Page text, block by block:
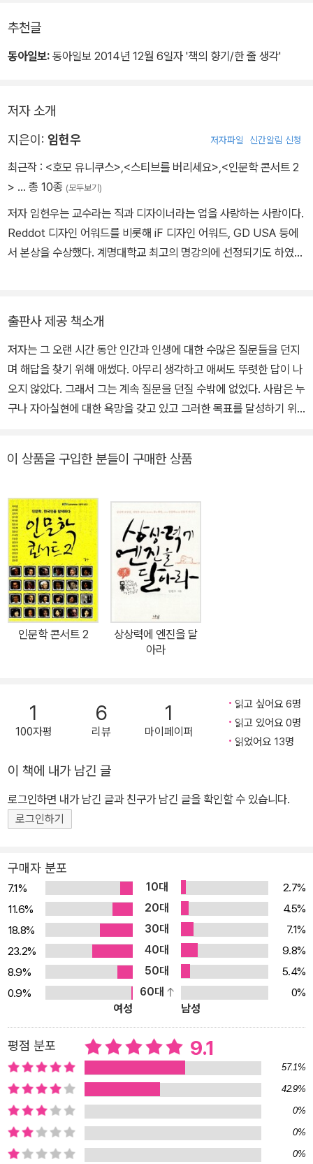
제목만 보면 경영이나 혁신에 관련된책이라 생각할 수도 있을 것입니
하지만 이 책은 사람과 인생에 관한 것들입니다.
추천글
동아일보: 동아일보 2014년 12월 6일자 '책의 향기/한 줄 생각'
저자 소개
지은이: 임헌우 저자파일 신간알림 신청
최근작 : <호모 유니쿠스> <스티브를 버리세요> <인문학 콘서트 2
> … 총 10종 (모두보기)
저자 임헌우는 교수라는 직과 디자이너라는 업을 사랑하는 사람이다.
Reddot 디자인 어워드를 비롯해 iF 디자인 어워드, GD USA 등에
서 본상을 수상했다. 계명대학교 최고의 명강의에 선정되기도 하였
콘서트2》(공저),《새로운 편집디자인》(공저) 등이 있으며, 옮긴 책으
로는 《예술 불변의 법칙 100》,《불변의 디자인 방법론 100》,《멋지게
실수하라》 등이 있다. 삼성전자, 삼성생명, 신세계, 롯데홈쇼핑, 롯데
건설, GS건설, 포스텍, 교육부 중앙교육연수원, 행안부 지방자치인
재개발원 등 많은 기업과 단체에서 상상력과 창의성을 주제로 600여
현재 계명대학교 시각디자인과 교수로 재직하고 있다. 계명대학교 아
너협회의 회장을 맡기도 했다. 파버카스텔 250주년 기념 초대전을
비롯하여 20여 회의 개인전을 개최하였고, 프랑크푸르트 북페어를
비롯한 다양한 국내외 단체전에 참여하였다. 하지만 임헌우 교수는
세상의 모든 이력이나 가치보다 토요일 한낮의 ‘텅 빈 시간’과 ‘책 읽
는 시간’을 사랑한다. 책등을 보며 읽고 싶은 책을 고를 때, 그 순간의
공기와 떨림을 사랑한다.
출판사 제공 책소개
저자는 그 오랜 시간 동안 인간과 인생에 대한 수많은 질문들을 던지
며 해답을 찾기 위해 애썼다. 아무리 생각하고 애써도 뚜렷한 답이 나
오지 않았다. 그래서 그는 계속 질문을 던질 수밖에 없었다. 사람은 누
구나 자아실현에 대한 욕망을 갖고 있고 그러한 목표를 달성하기 위
은 그렇게 방황하는 사람들을 위해 쓰였다. 이 책은 하나의 주제로 엮
도 하고, 그 과정에서 제가 찾고자 했던 갈망의 목록이기도 합니다. 따
라서 차례나 구성방식의 특별한 의도가 없습니다. 그저 책을 펼치고
아무 페이지에서나 읽기를 시작하면 그것이 책의 순서가 될 것입니
다. 단지 글 위에서 성급하게 뛰어가지는 마세요. 천천히 산책하듯이
그렇게 글 위에서 걷기를 시작해 보세요. 그렇게 천천히 걸으면서 보
이는 글들의 풍경들을 바라보세요. - 떠나는 자만이 꿈꿀 수 있는 것
中 우리가 살아가면서 던지는 수많은 물음표에 대해 저자는 하나하
나 이야기를 시작한다. 쉽사리 다른 사람에게는 물어볼 수 없던 질문,
두려움, 미래에 대한 불안과 인생에 대한 고민 등을 적었다. 그리고 여
전히 자신의 인생에 대한 대답을 찾고 있는 20대의 청춘들, 업무에
치이는 회사원 등 우리 모두에게 말을 건다.
이 상품을 구입한 분들이 구매한 상품
인문학 콘서트 2
상상력에 엔진을 달
아라
1
100자평
6
리뷰
1
마이페이퍼
읽고 싶어요 6명
읽고 있어요 0명
읽었어요 13명
이 책에 내가 남긴 글
로그인하면 내가 남긴 글과 친구가 남긴 글을 확인할 수 있습니다.
로그인하기
구매자 분포
7.1% 10대
2.7%
11.6%
20대
4.5%
18.8%
30대
7.1%
23.2%
40대
9.8%
8.9%
50대
5.4%
0.9%
60대
0%
여성
남성
평점 분포 9.1
57.1%
42.9%
0%
0%
0%